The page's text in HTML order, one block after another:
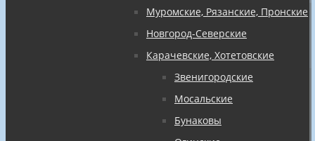
Муромские, Рязанские, Пронские
Новгород-Северские
Карачевские, Хотетовские
Звенигородские
Мосальские
Бунаковы